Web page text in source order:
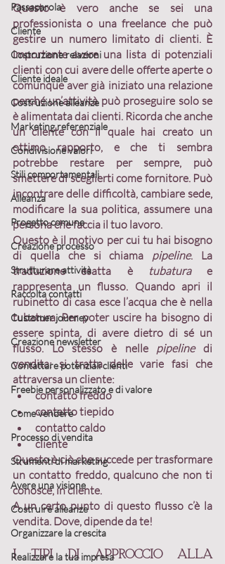
Passaparola
Cliente
Costruzione relazioni
Cliente ideale
Costruzione alleanze
Marketing referenziale
Condivisione valori
Stili comportamentali
Alleanza
Progetto comune
Creazione processo
Strutturare attività
Raccolta contatti
Customer journey
Creazione newsletter
Contattare potenziali clienti
Freebie personalizzato e di valore
Come vendere
Processo di vendita
Strumenti di marketing
Avere una visione
Costruire alleanze
Organizzare la crescita
Realizzare la tua impresa
Questo è vero anche se sei una
professionista o una freelance che può
gestire un numero limitato di clienti. È
importante avere una lista di potenziali
clienti con cui avere delle offerte aperte o
comunque aver già iniziato una relazione
perché un’attività può proseguire solo se
è alimentata dai clienti. Ricorda che anche
un cliente con il quale hai creato un
ottimo rapporto, e che ti sembra
potrebbe restare per sempre, può
smettere di sceglierti come fornitore. Può
incontrare delle difficoltà, cambiare sede,
modificare la sua politica, assumere una
persona che faccia il tuo lavoro.
Questo è il motivo per cui tu hai bisogno
di quella che si chiama pipeline. La
traduzione esatta è
tubatura e
rappresenta un flusso. Quando apri il
rubinetto di casa esce l’acqua che è nella
tubatura. Per poter uscire ha bisogno di
essere spinta, di avere dietro di sé un
flusso. Lo stesso è nelle pipeline di
vendita: si tratta delle varie fasi che
attraversa un cliente:
contatto freddo
contatto tiepido
contatto caldo
cliente
Questo è ciò che succede per trasformare
un contatto freddo, qualcuno che non ti
conosce, in cliente.
A un certo punto di questo flusso c’è la
vendita. Dove, dipende da te!
I tipi di approccio alla